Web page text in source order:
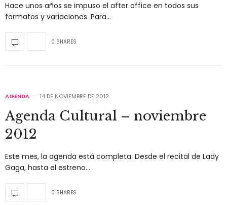
Hace unos años se impuso el after office en todos sus
formatos y variaciones. Para…
0 SHARES
AGENDA 14 DE NOVIEMBRE DE 2012
Agenda Cultural – noviembre
2012
Este mes, la agenda está completa. Desde el recital de Lady
Gaga, hasta el estreno…
0 SHARES